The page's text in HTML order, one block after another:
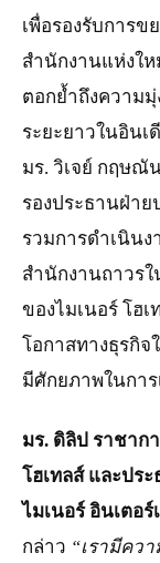
เพื่อรองรับการข
สำนักงานแห่งให
ตอกย้ำถึงความ
ระยะยาวในอินเ
มร. วิเจย์ กฤษณั
รองประธานฝ่า
รวมการดำเนิน
สำนักงานถาวรใ
ของไมเนอร์ โฮ
โอกาสทางธุรกิ
มีศักยภาพในกา
มร. ดิลิป ราชาก
โฮเทลส์ และปร
ไมเนอร์ อินเตอ
กล่าว “เรามีคว